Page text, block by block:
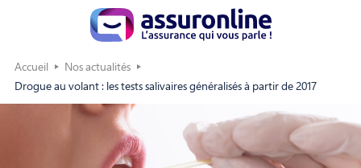
Accueil
Nos actualités
Drogue au volant : les tests salivaires généralisés à partir de 2017